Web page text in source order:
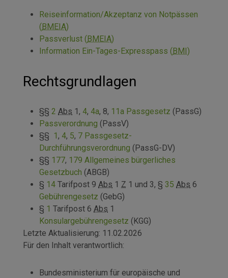
Reiseinformation/Akzeptanz von Notpässen
(BMEIA)
Passverlust (BMEIA)
Information Ein-Tages-Expresspass (BMI)
Rechtsgrundlagen
§§ 2 Abs 1, 4, 4a, 8, 11a Passgesetz (PassG)
Passverordnung (PassV)
§§ 1, 4, 5, 7 Passgesetz-
Durchführungsverordnung (PassG-DV)
§§ 177, 179 Allgemeines bürgerliches
Gesetzbuch (ABGB)
§ 14 Tarifpost 9 Abs 1 Z 1 und 3, § 35 Abs 6
Gebührengesetz (GebG)
§ 1 Tarifpost 6 Abs 1
Konsulargebührengesetz (KGG)
Letzte Aktualisierung: 11.02.2026
Für den Inhalt verantwortlich:
Bundesministerium für europäische und